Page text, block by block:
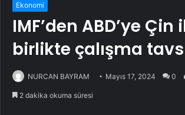
Ekonomi
IMF’den ABD’ye Çin
birlikte çalışma
NURCAN BAYRAM Mayıs 17, 2024 0
2 dakika okuma süresi